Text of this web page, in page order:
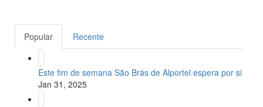
Popular Recente
Este fim de semana São Brás de Alportel espera por si
Jan 31, 2025